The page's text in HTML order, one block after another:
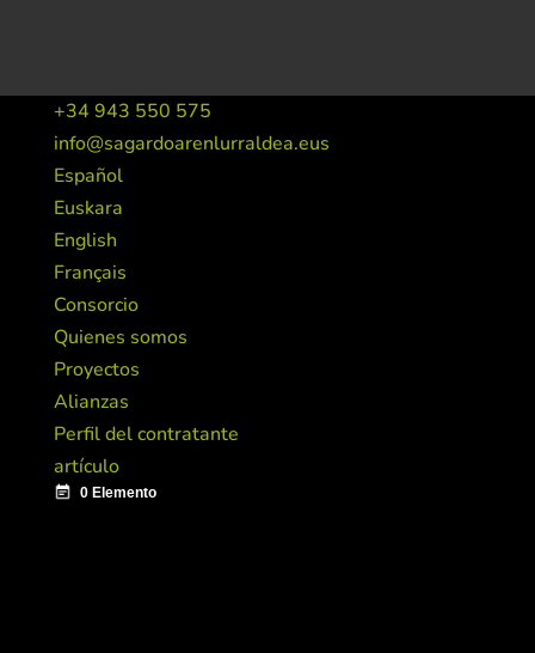
+34 943 550 575
info@sagardoarenlurraldea.eus
Español
Euskara
English
Français
Consorcio
Quienes somos
Proyectos
Alianzas
Perfil del contratante
artículo